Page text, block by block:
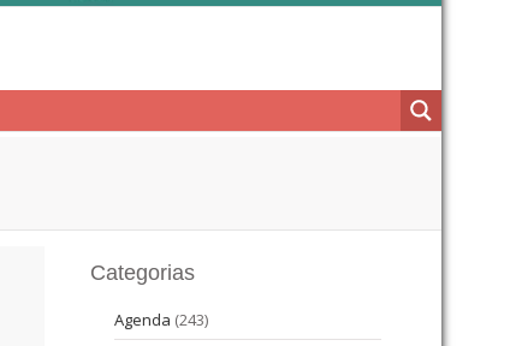
Categorias
Agenda (243)